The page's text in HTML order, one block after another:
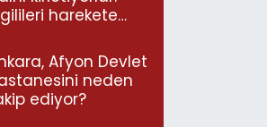
harekete
Afyon Devlet
neden
ediyor?